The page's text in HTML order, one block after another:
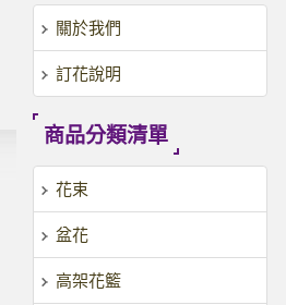
關於我們
訂花說明
商品分類清單
花束
盆花
高架花籃